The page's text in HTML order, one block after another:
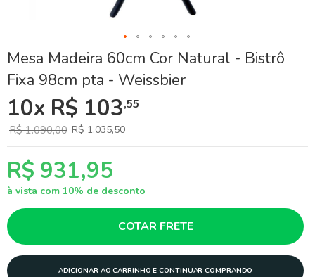
Mesa Madeira 60cm Cor Natural - Bistrô
Fixa 98cm pta - Weissbier
10x R$ 103,55
R$ 1.090,00 R$ 1.035,50
R$ 931,95
à vista com 10% de desconto
COTAR FRETE
ADICIONAR AO CARRINHO E CONTINUAR COMPRANDO
Skip
to
the
of
the
images